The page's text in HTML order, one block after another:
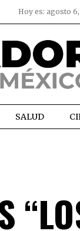
Hoy es: agosto
SALUD